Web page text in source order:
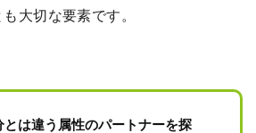
大切な要素です。
とは違う属性のパートナーを探